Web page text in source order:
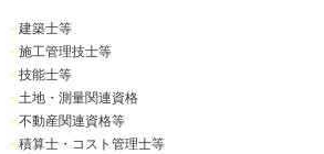
・ 建築士等
・ 施工管理技士等
・ 技能士等
・ 土地・測量関連資格
・ 不動産関連資格等
・ 積算士・コスト管理士等